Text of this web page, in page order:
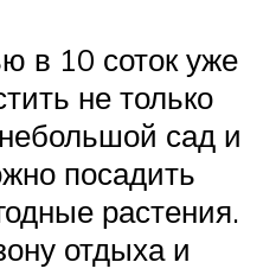
в 10 соток уже
не только
сад и
посадить
растения.
отдыха и